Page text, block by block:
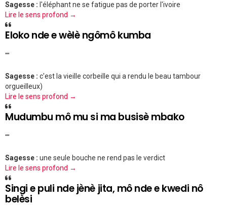
Sagesse : l'éléphant ne se fatigue pas de porter l'ivoire
Lire le sens profond →
Eloko nde e wèlè ngômô kumba
""
Sagesse : c'est la vieille corbeille qui a rendu le beau tambour
orgueilleux)
Lire le sens profond →
Mudumbu mô mu si ma busisè mbako
""
Sagesse : une seule bouche ne rend pas le verdict
Lire le sens profond →
Singi e puli nde jènè jita, mô nde e kwedi nô
belèsi